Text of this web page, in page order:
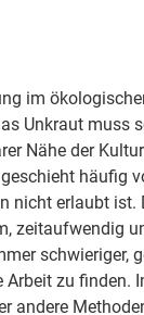
im
Unkraut muss
Nähe der
häufig
nicht erlaubt ist.
zeitaufwendig
schwieriger,
zu finden.
andere